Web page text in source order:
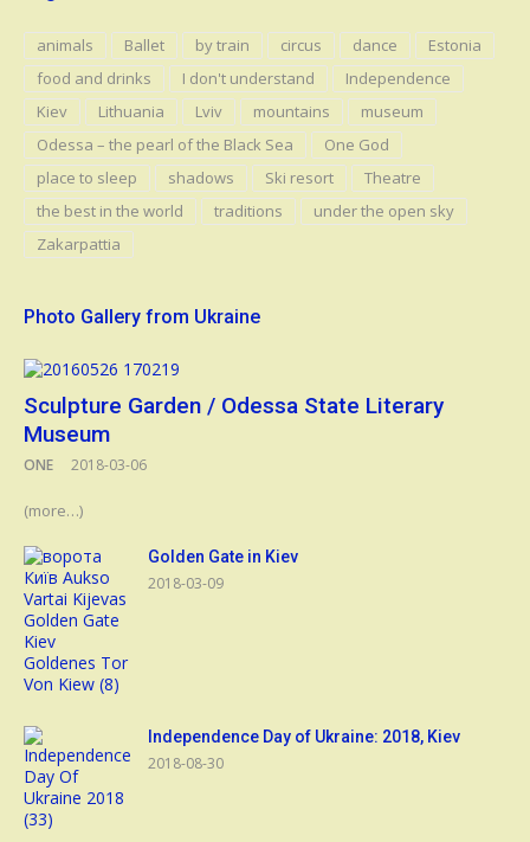
animals Ballet by train circus dance
Estonia
food and drinks
I don't understand
Independence
Kiev
Lithuania Lviv mountains
museum
Odessa – the pearl of the Black Sea
One God
place to sleep
shadows Ski resort
Theatre
the best in the world
traditions
under the open sky
Zakarpattia
Photo Gallery from Ukraine
Sculpture Garden / Odessa State Literary
Museum
ONE 2018-03-06
(more…)
Golden Gate in Kiev
2018-03-09
Independence Day of Ukraine: 2018, Kiev
2018-08-30